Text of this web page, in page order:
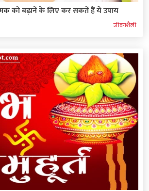
को बढ़ानें के लिए कर सकतें हैं ये उपाय
जीवनशैली